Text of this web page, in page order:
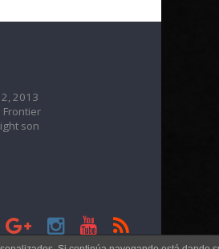
2013
Frontier
son